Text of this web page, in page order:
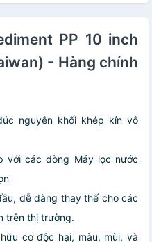
PP 10 inch
- Hàng chính
nguyên khối khép kín vô
với các dòng Máy lọc nước
dễ dàng thay thế cho các
trên thị trường.
cơ độc hại, màu, mùi, và